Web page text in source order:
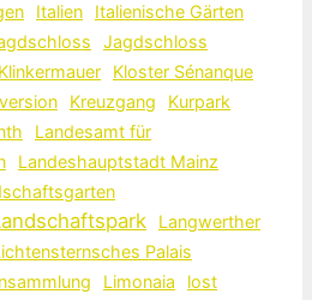
Italien
Italienische Gärten
Jagdschloss
Klinkermauer
Kloster Sénanque
Kreuzgang
Kurpark
Landesamt für
Landeshauptstadt Mainz
Langwerther
Palais
Limonaia
lost